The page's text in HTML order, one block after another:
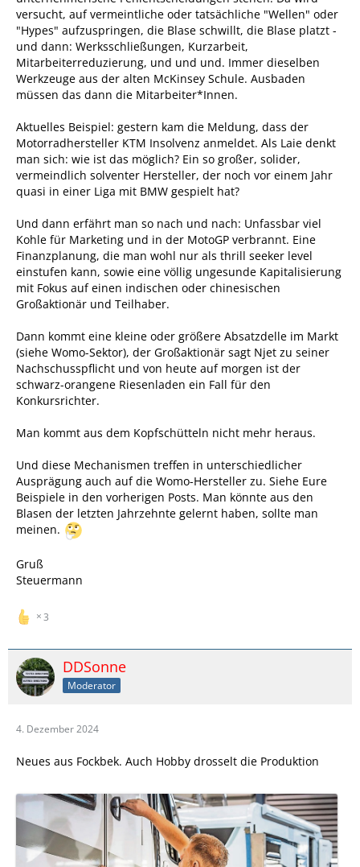
versucht, auf vermeintliche oder tatsächliche "Wellen" oder
"Hypes" aufzuspringen, die Blase schwillt, die Blase platzt -
und dann: Werksschließungen, Kurzarbeit,
Mitarbeiterreduzierung, und und und. Immer dieselben
Werkzeuge aus der alten McKinsey Schule. Ausbaden
müssen das dann die Mitarbeiter*Innen.
Aktuelles Beispiel: gestern kam die Meldung, dass der
Motorradhersteller KTM Insolvenz anmeldet. Als Laie denkt
man sich: wie ist das möglich? Ein so großer, solider,
vermeindlich solventer Hersteller, der noch vor einem Jahr
quasi in einer Liga mit BMW gespielt hat?
Und dann erfährt man so nach und nach: Unfassbar viel
Kohle für Marketing und in der MotoGP verbrannt. Eine
Finanzplanung, die man wohl nur als thrill seeker level
einstufen kann, sowie eine völlig ungesunde Kapitalisierung
mit Fokus auf einen indischen oder chinesischen
Großaktionär und Teilhaber.
Dann kommt eine kleine oder größere Absatzdelle im Markt
(siehe Womo-Sektor), der Großaktionär sagt Njet zu seiner
Nachschusspflicht und von heute auf morgen ist der
schwarz-orangene Riesenladen ein Fall für den
Konkursrichter.
Man kommt aus dem Kopfschütteln nicht mehr heraus.
Und diese Mechanismen treffen in unterschiedlicher
Ausprägung auch auf die Womo-Hersteller zu. Siehe Eure
Beispiele in den vorherigen Posts. Man könnte aus den
Blasen der letzten Jahrzehnte gelernt haben, sollte man
meinen.
Gruß
Steuermann
3
DDSonne
Moderator
4. Dezember 2024
Neues aus Fockbek. Auch Hobby drosselt die Produktion